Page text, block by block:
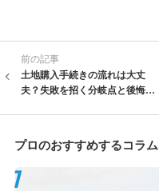
前の記事
土地購入手続きの流れは大丈
夫？失敗を招く分岐点と後悔し
プロのおすすめするコラム